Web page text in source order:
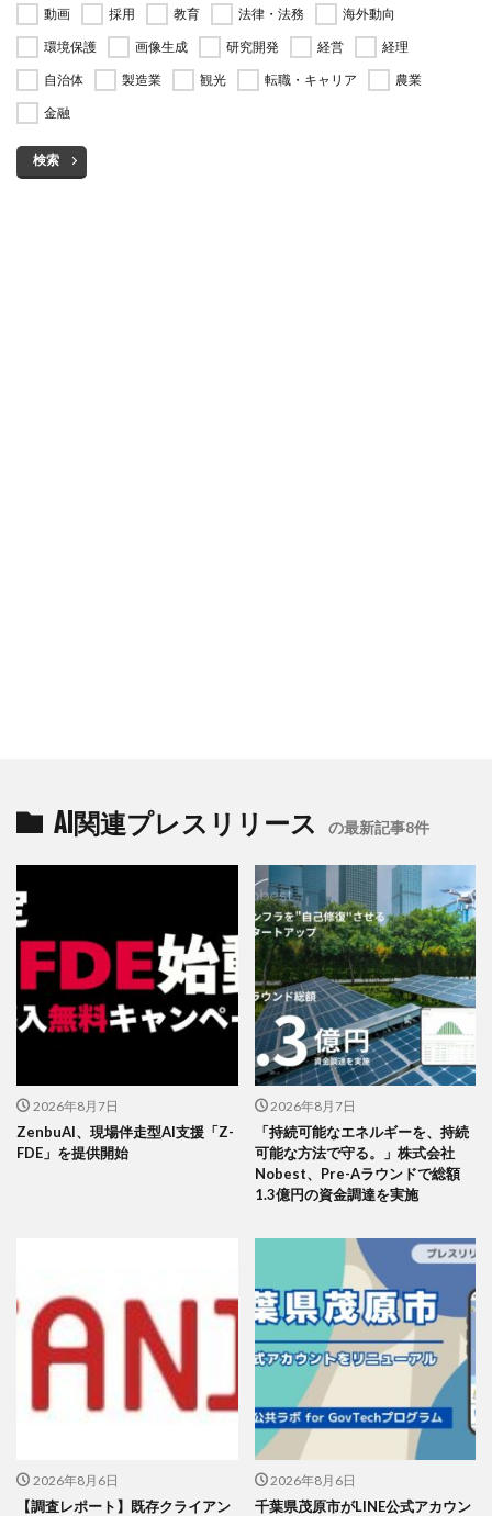
動画 採用 教育 法律・法務
海外動向
環境保護
画像生成 研究開発 経営
経理
自治体
製造業 観光 転職・キャリア
農業
金融
検索
AI関連プレスリリース の最新記事8件
2026年8月7日
ZenbuAI、現場伴走型AI支援「Z-
FDE」を提供開始
2026年8月7日
「持続可能なエネルギーを、持続
可能な方法で守る。」株式会社
Nobest、Pre-Aラウンドで総額
1.3億円の資金調達を実施
2026年8月6日
【調査レポート】既存クライアン
2026年8月6日
千葉県茂原市がLINE公式アカウン